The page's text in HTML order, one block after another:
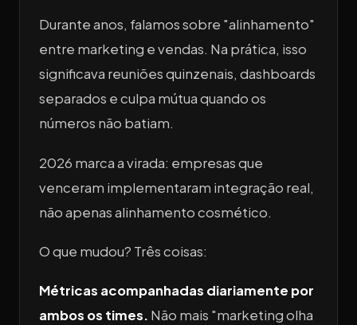
Durante anos, falamos sobre "alinhamento"
entre marketing e vendas. Na prática, isso
significava reuniões quinzenais, dashboards
separados e culpa mútua quando os
números não batiam.
2026 marca a virada: empresas que
venceram implementaram integração real,
não apenas alinhamento cosmético.
O que mudou? Três coisas:
Métricas acompanhadas diariamente por
ambos os times. Não mais "marketing olha